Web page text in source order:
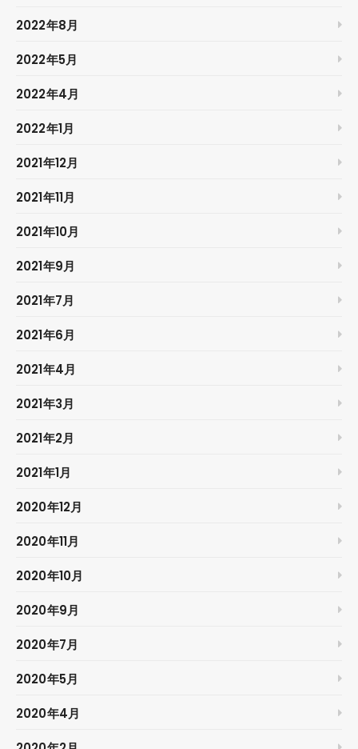
2022年8月
2022年5月
2022年4月
2022年1月
2021年12月
2021年11月
2021年10月
2021年9月
2021年7月
2021年6月
2021年4月
2021年3月
2021年2月
2021年1月
2020年12月
2020年11月
2020年10月
2020年9月
2020年7月
2020年5月
2020年4月